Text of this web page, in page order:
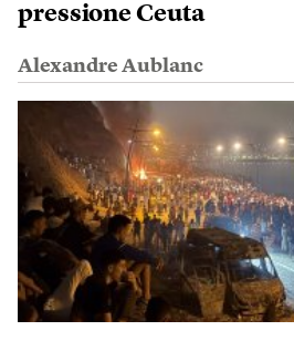
pressione Ceuta
Alexandre Aublanc